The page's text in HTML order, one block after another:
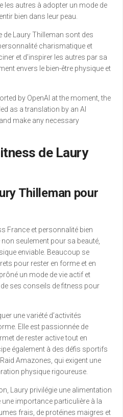
les autres à adopter un mode de
bien dans leur peau.
de Laury Thilleman sont des
charismatique et
et d’inspirer les autres par sa
envers le bien-être physique et
by OpenAI at the moment, the
as a translation by an AI
make any necessary
de Laury
Thilleman pour
France et personnalité bien
seulement pour sa beauté,
enviable. Beaucoup se
pour rester en forme et en
un mode de vie actif et
ses conseils de fitness pour
une variété d’activités
Elle est passionnée de
de rester active tout en
également à des défis sportifs
Amazones, qui exigent une
physique rigoureuse.
Laury privilégie une alimentation
une importance particulière à la
frais, de protéines maigres et